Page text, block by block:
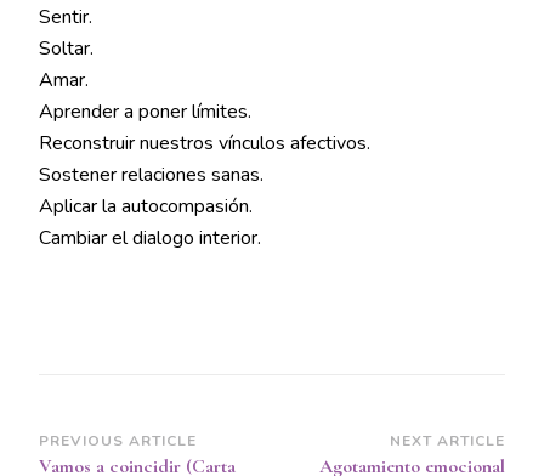
Sentir.
Soltar.
Amar.
Aprender a poner límites.
Reconstruir nuestros vínculos afectivos.
Sostener relaciones sanas.
Aplicar la autocompasión.
Cambiar el dialogo interior.
Post
PREVIOUS ARTICLE
Vamos a coincidir (Carta
NEXT ARTICLE
Agotamiento emocional